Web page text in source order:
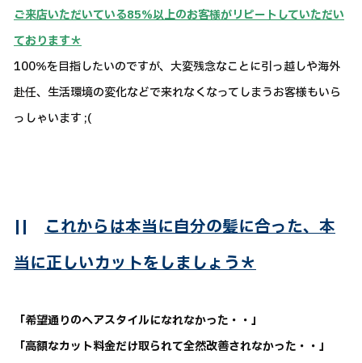
ご来店いただいている85％以上のお客様がリピートしていただい
ております＊
100％を目指したいのですが、大変残念なことに引っ越しや海外
赴任、生活環境の変化などで来れなくなってしまうお客様もいら
っしゃいます ;(
|| これからは本当に自分の髪に合った、本
当に正しいカットをしましょう＊
「希望通りのヘアスタイルになれなかった・・」
「高額なカット料金だけ取られて全然改善されなかった・・」